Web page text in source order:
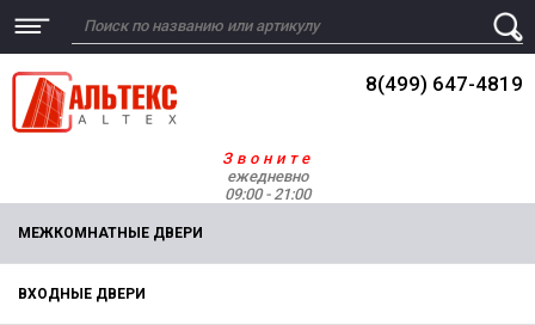
8(499) 647-4819
Звоните
ежедневно
09:00 - 21:00
МЕЖКОМНАТНЫЕ ДВЕРИ
ВХОДНЫЕ ДВЕРИ